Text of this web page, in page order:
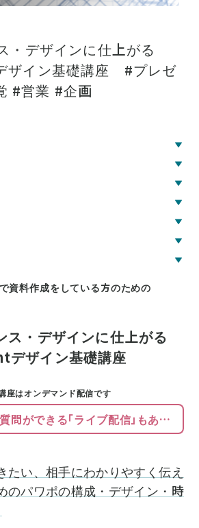
資料作成をしている方のための
ス・デザインに仕上がる
ザイン基礎講座
座はオンデマンド配信です
リアルタイムで質問ができる「ライブ配信」もあります
たい、相手にわかりやすく伝え
のパワポの構成・デザイン・時
・デザインに仕上がる
ザイン基礎講座 #プレゼ
#営業 #企画